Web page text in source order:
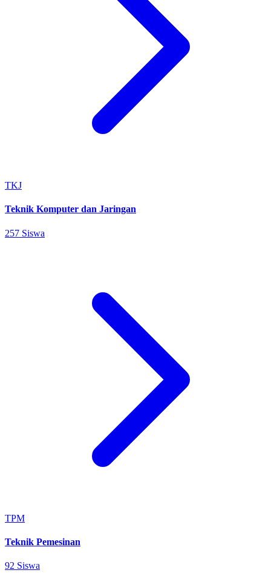
TKJ
Teknik Komputer dan Jaringan
257 Siswa
TPM
Teknik Pemesinan
92 Siswa